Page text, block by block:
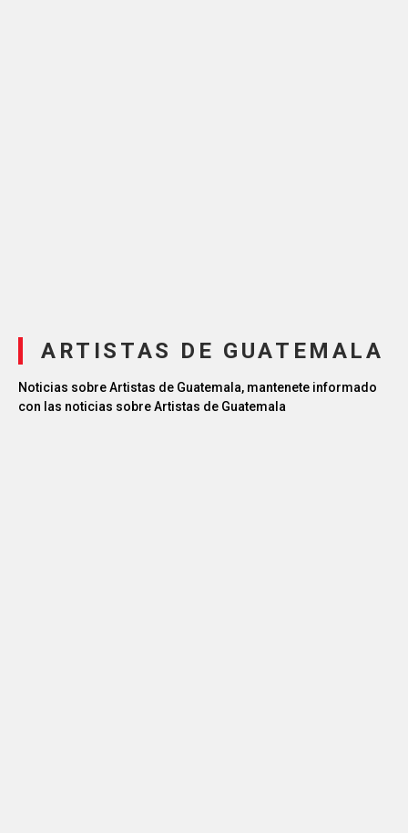
ARTISTAS DE GUATEMALA
Noticias sobre Artistas de Guatemala, mantenete informado
con las noticias sobre Artistas de Guatemala